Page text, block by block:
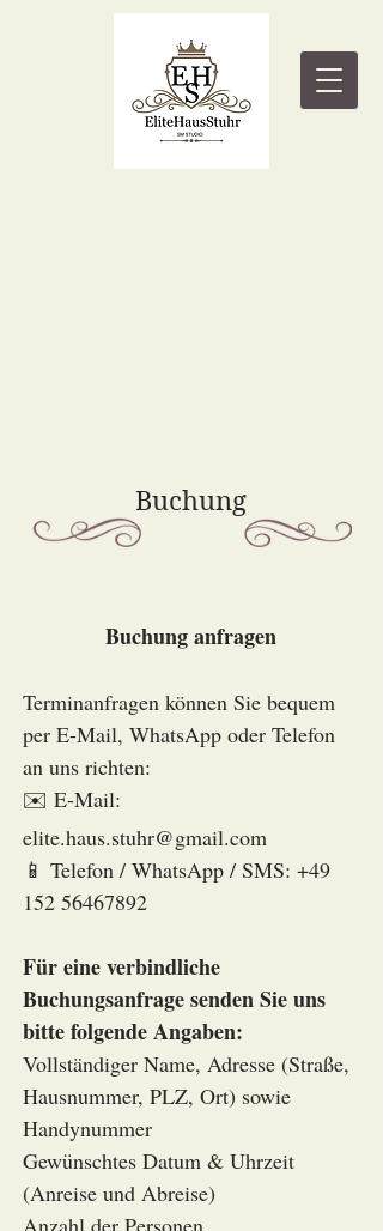
Buchung
Buchung anfragen
Terminanfragen können Sie bequem
per E-Mail, WhatsApp oder Telefon
an uns richten:
✉️ E-Mail:
elite.haus.stuhr@gmail.com
📱 Telefon / WhatsApp / SMS: +49
152 56467892
Für eine verbindliche
Buchungsanfrage senden Sie uns
bitte folgende Angaben:
Vollständiger Name, Adresse (Straße,
Hausnummer, PLZ, Ort) sowie
Handynummer
Gewünschtes Datum & Uhrzeit
(Anreise und Abreise)
Anzahl der Personen